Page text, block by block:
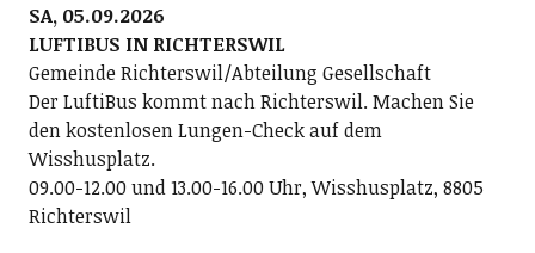
SA, 05.09.2026
LUFTIBUS IN RICHTERSWIL
Gemeinde Richterswil/Abteilung Gesellschaft
Der LuftiBus kommt nach Richterswil. Machen Sie
den kostenlosen Lungen-Check auf dem
Wisshusplatz.
09.00-12.00 und 13.00-16.00 Uhr, Wisshusplatz, 8805
Richterswil